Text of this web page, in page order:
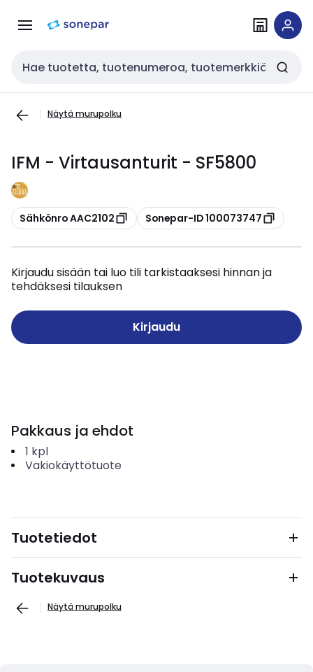
navigointiinsisältöön
Haku
Näytä murupolku
IFM - Virtausanturit - SF5800
Kopioi
Sähkönro AAC2102 Kopioi
Sonepar-ID 100073747
Kirjaudu sisään tai luo tili tarkistaaksesi hinnan ja
tehdäksesi tilauksen
Kirjaudu
Pakkaus ja ehdot
1 kpl
Vakiokäyttötuote
Tuotetiedot
Tuotekuvaus
Näytä murupolku